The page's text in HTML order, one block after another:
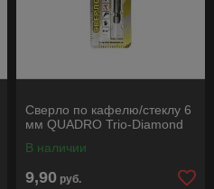
Сверло по кафелю/стеклу 6
мм QUADRO Trio-Diamond
В наличии
9,90 руб.